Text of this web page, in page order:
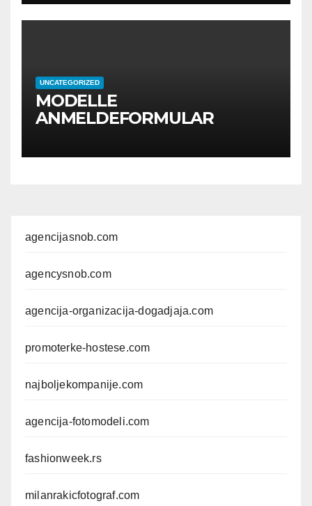
UNCATEGORIZED
MODELLE
ANMELDEFORMULAR
agencijasnob.com
agencysnob.com
agencija-organizacija-dogadjaja.com
promoterke-hostese.com
najboljekompanije.com
agencija-fotomodeli.com
fashionweek.rs
milanrakicfotograf.com